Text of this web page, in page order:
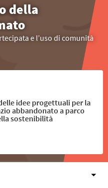
della
e l’uso di comunità
idee progettuali per la
abbandonato a parco
sostenibilità